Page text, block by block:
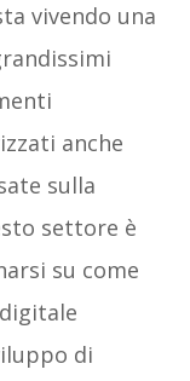
vivendo una
anche
sulla
settore è
su come
di